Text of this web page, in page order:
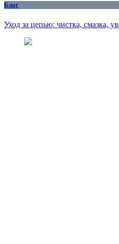
Блог
Уход за цепью: чистка, смазка,